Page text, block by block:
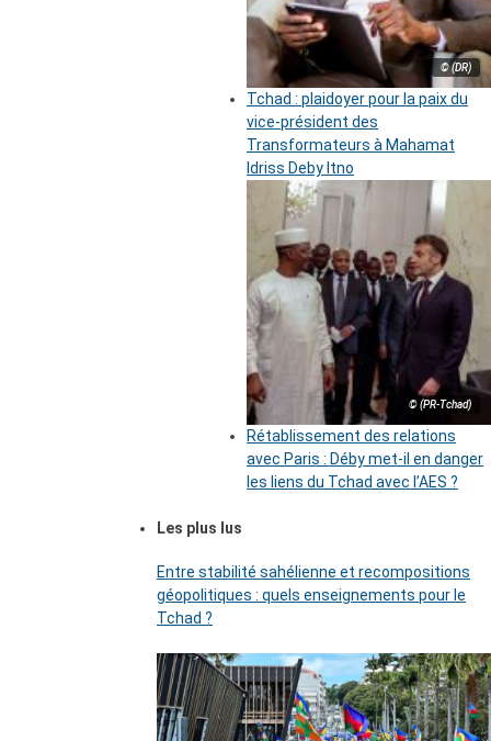
© (DR)
Tchad : plaidoyer pour la paix du
vice-président des
Transformateurs à Mahamat
Idriss Deby Itno
© (PR-Tchad)
Rétablissement des relations
avec Paris : Déby met-il en danger
les liens du Tchad avec l’AES ?
Les plus lus
Entre stabilité sahélienne et recompositions
géopolitiques : quels enseignements pour le
Tchad ?